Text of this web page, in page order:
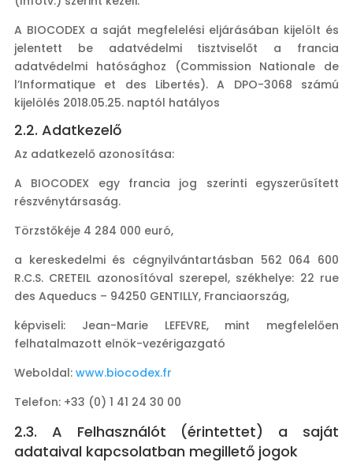
A BIOCODEX a saját megfelelési eljárásában kijelölt és
jelentett be adatvédelmi tisztviselőt a francia
adatvédelmi hatósághoz (Commission Nationale de
l’Informatique et des Libertés). A DPO-3068 számú
kijelölés 2018.05.25. naptól hatályos
2.2. Adatkezelő
Az adatkezelő azonosítása:
A BIOCODEX egy francia jog szerinti egyszerűsített
részvénytársaság.
Törzstőkéje 4 284 000 euró,
a kereskedelmi és cégnyilvántartásban 562 064 600
R.C.S. CRETEIL azonosítóval szerepel, székhelye: 22 rue
des Aqueducs – 94250 GENTILLY, Franciaország,
képviseli: Jean-Marie LEFEVRE, mint megfelelően
felhatalmazott elnök-vezérigazgató
Weboldal: www.biocodex.fr
Telefon: +33 (0) 1 41 24 30 00
2.3. A Felhasználót (érintettet) a saját
adataival kapcsolatban megillető jogok